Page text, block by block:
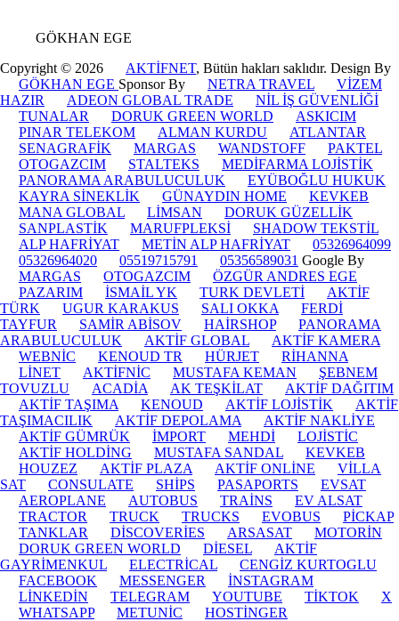
GÖKHAN EGE
Copyright © 2026
AKTİFNET, Bütün hakları saklıdır. Design By
GÖKHAN EGE Sponsor By NETRA TRAVEL
VİZEM
HAZIR
ADEON GLOBAL TRADE
NİL İŞ GÜVENLİĞİ
TUNALAR
DORUK GREEN WORLD
ASKICIM
PINAR TELEKOM
ALMAN KURDU
ATLANTAR
SENAGRAFİK
MARGAS WANDSTOFF
PAKTEL
OTOGAZCIM
STALTEKS
MEDİFARMA LOJİSTİK
PANORAMA ARABULUCULUK
EYÜBOĞLU HUKUK
KAYRA SİNEKLİK
GÜNAYDIN HOME
KEVKEB
MANA GLOBAL
LİMSAN
DORUK GÜZELLİK
SANPLASTİK
MARUFPLEKSİ
SHADOW TEKSTİL
ALP HAFRİYAT
METİN ALP HAFRİYAT
05326964099
05326964020
05519715791 05356589031 Google By
MARGAS
OTOGAZCIM
ÖZGÜR ANDRES EGE
PAZARIM
İSMAİL YK TURK DEVLETİ
AKTİF
TÜRK
UGUR KARAKUS SALI OKKA
FERDİ
TAYFUR
SAMİR ABİSOV HAİRSHOP
PANORAMA
ARABULUCULUK
AKTİF GLOBAL
AKTİF KAMERA
WEBNİC
KENOUD TR HÜRJET
RİHANNA
LİNET
AKTİFNİC MUSTAFA KEMAN
ŞEBNEM
TOVUZLU
ACADİA AK TEŞKİLAT
AKTİF DAĞITIM
AKTİF TAŞIMA
KENOUD AKTİF LOJİSTİK
AKTİF
TAŞIMACILIK
AKTİF DEPOLAMA
AKTİF NAKLİYE
AKTİF GÜMRÜK
İMPORT MEHDİ
LOJİSTİC
AKTİF HOLDİNG
MUSTAFA SANDAL
KEVKEB
HOUZEZ
AKTİF PLAZA AKTİF ONLİNE
VİLLA
SAT
CONSULATE SHİPS PASAPORTS
EVSAT
AEROPLANE
AUTOBUS TRAİNS
EV ALSAT
TRACTOR
TRUCK TRUCKS EVOBUS
PİCKAP
TANKLAR
DİSCOVERİES ARSASAT
MOTORİN
DORUK GREEN WORLD
DİESEL
AKTİF
GAYRİMENKUL
ELECTRİCAL
CENGİZ KURTOGLU
FACEBOOK
MESSENGER
İNSTAGRAM
LİNKEDİN
TELEGRAM YOUTUBE TİKTOK
X
WHATSAPP
METUNİC HOSTİNGER